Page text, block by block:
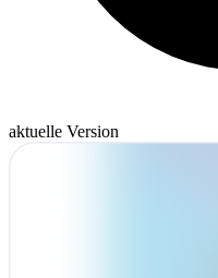
aktuelle Version